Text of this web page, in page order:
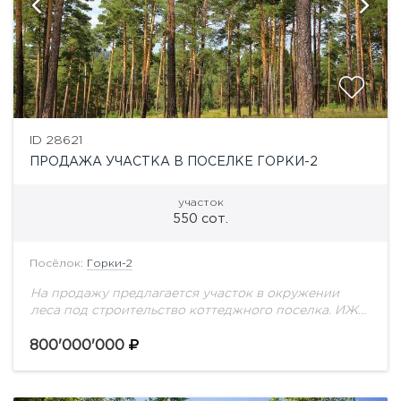
ID 28621
ПРОДАЖА УЧАСТКА В ПОСЕЛКЕ ГОРКИ-2
участок
550 сот.
Посёлок: Горки-2
На продажу предлагается участок в окружении
леса под строительство коттеджного поселка. ИЖС
Горках-2 на Рублево-Успенском шоссе.
800'000'000